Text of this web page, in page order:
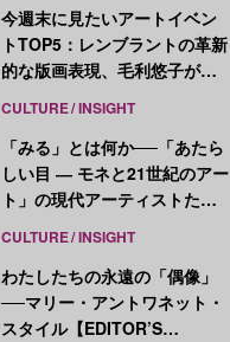
今週末に見たいアートイベン
トTOP5：レンブラントの革新
的な版画表現、毛利悠子がヴ
CULTURE INSIGHT
「みる」とは何か──「あたら
しい目 ― モネと21世紀のアー
ト」の現代アーティストたち
CULTURE INSIGHT
わたしたちの永遠の「偶像」
──マリー・アントワネット・
スタイル【EDITOR’S